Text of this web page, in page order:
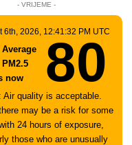
- VRIJEME -
6th, 2026, 12:41:32 PM UTC
now
80
Air quality is acceptable.
may be a risk for some
24 hours of exposure,
those who are unusually